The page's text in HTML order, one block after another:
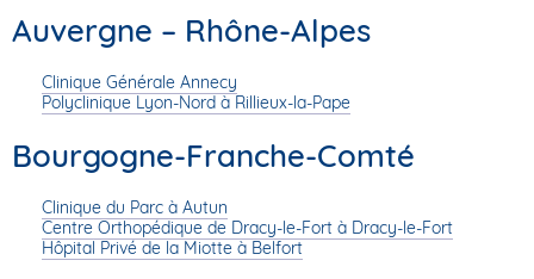
Auvergne – Rhône-Alpes
Clinique Générale Annecy
Polyclinique Lyon-Nord à Rillieux-la-Pape
Bourgogne-Franche-Comté
Clinique du Parc à Autun
Centre Orthopédique de Dracy-le-Fort à Dracy-le-Fort
Hôpital Privé de la Miotte à Belfort